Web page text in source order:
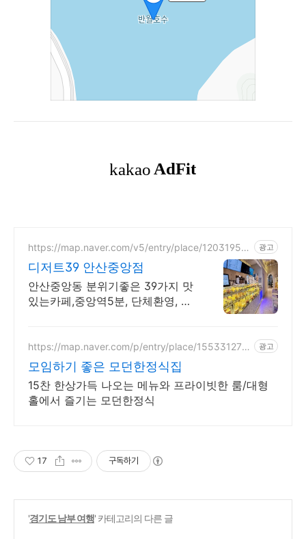
https://map.naver.com/v5/entry/place/12031957
광고
디저트39 안산중앙점
안산중앙동 분위기좋은 39가지 맛
있는카페,중앙역5분, 단체환영, 핫
https://map.naver.com/p/entry/place/155331275
광고
모임하기 좋은 모던한정식집
15찬 한상가득 나오는 메뉴와 프라이빗한 룸/대형
홀에서 즐기는 모던한정식
17 구독하기
'경기도 남부 여행' 카테고리의 다른 글